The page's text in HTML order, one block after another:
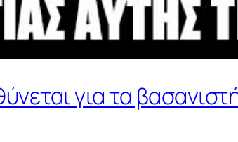
για τα